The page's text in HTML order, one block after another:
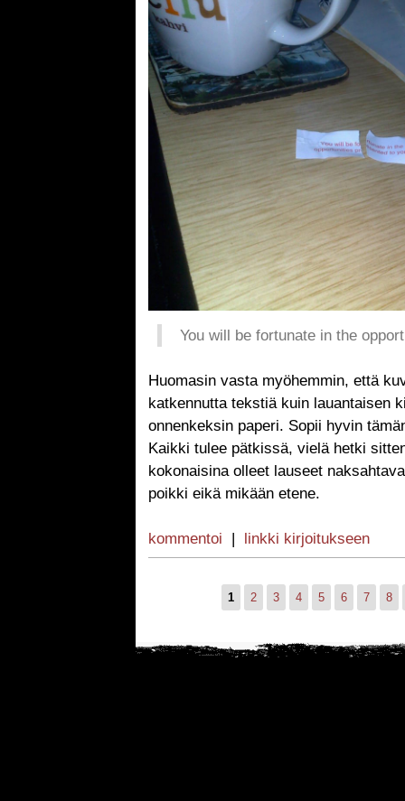
You will be fortunate in the
Huomasin vasta myöhemmin, että
katkennutta tekstiä kuin lauantaisen
onnenkeksin paperi. Sopii hyvin
Kaikki tulee pätkissä, vielä hetki
kokonaisina olleet lauseet
poikki eikä mikään etene.
kommentoi | linkki kirjoitukseen
1 2 3 4 5 6 7 8